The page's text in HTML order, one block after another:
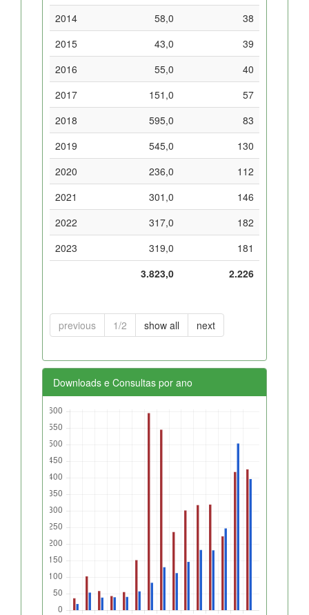
2014
58,0
38
2015
43,0
39
2016
55,0
40
2017
151,0
57
2018
595,0
83
2019
545,0
130
2020
236,0
112
2021
301,0
146
2022
317,0
182
2023
319,0
181
3.823,0
2.226
previous 1/2 show all next
Downloads e Consultas por ano